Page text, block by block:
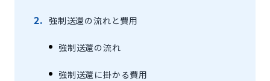
強制送還の流れと費用
強制送還の流れ
強制送還に掛かる費用